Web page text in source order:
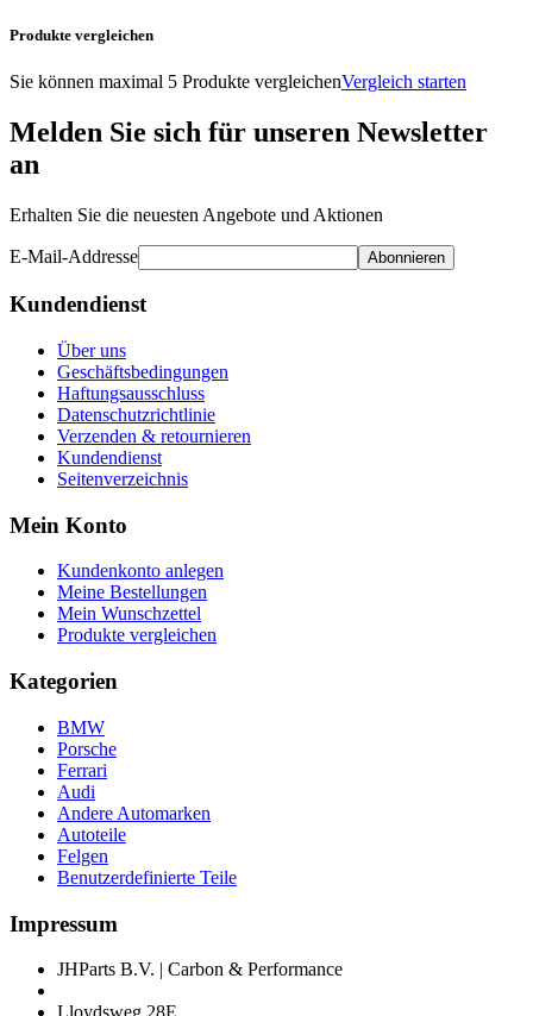
Produkte vergleichen
Sie können maximal 5 Produkte vergleichenVergleich starten
Melden Sie sich für unseren Newsletter
an
Erhalten Sie die neuesten Angebote und Aktionen
E-Mail-Addresse Abonnieren
Kundendienst
Über uns
Geschäftsbedingungen
Haftungsausschluss
Datenschutzrichtlinie
Verzenden & retournieren
Kundendienst
Seitenverzeichnis
Mein Konto
Kundenkonto anlegen
Meine Bestellungen
Mein Wunschzettel
Produkte vergleichen
Kategorien
BMW
Porsche
Ferrari
Audi
Andere Automarken
Autoteile
Felgen
Benutzerdefinierte Teile
Impressum
JHParts B.V. | Carbon & Performance